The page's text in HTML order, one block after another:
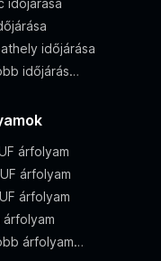
időjárása
időjárása
időjárás…
árfolyam
árfolyam
árfolyam
árfolyam…